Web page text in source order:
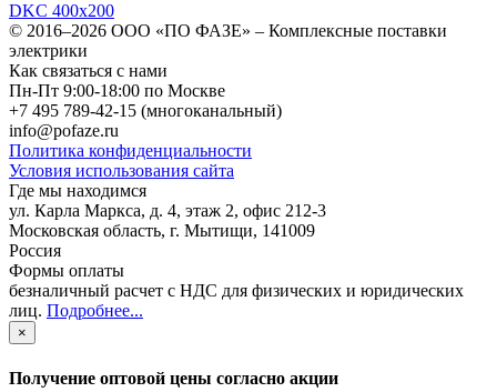
DKC 400х200
© 2016–2026 ООО «ПО ФАЗЕ» – Комплексные поставки
электрики
Как связаться с нами
Пн-Пт 9:00-18:00 по Москве
+7 495 789-42-15 (многоканальный)
info@pofaze.ru
Политика конфиденциальности
Условия использования сайта
Где мы находимся
ул. Карла Маркса, д. 4, этаж 2, офис 212-3
Московская область, г. Мытищи, 141009
Россия
Формы оплаты
безналичный расчет с НДС для физических и юридических
лиц. Подробнее...
×
Получение оптовой цены согласно акции